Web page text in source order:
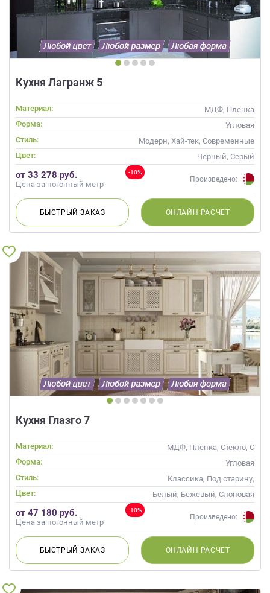
Кухня Лагранж 5
Материал:
МДФ, Пленка
Форма:
Угловая
Стиль:
Модерн, Хай-тек, Современные
Цвет:
Черный, Серый
-10%
от 33 278 руб.
Цена за погонный метр
Произведено:
БЫСТРЫЙЗАКАЗ ОНЛАЙН РАСЧЕТ
Кухня Глазго 7
Материал:
МДФ, Пленка, Стекло, С
патиной
Форма:
Угловая
Стиль:
Классика, Под старину,
Прованс
Цвет:
Белый, Бежевый, Слоновая
кость, Кремовый, Капучино
-10%
от 47 180 руб.
Цена за погонный метр
Произведено:
БЫСТРЫЙЗАКАЗ ОНЛАЙН РАСЧЕТ